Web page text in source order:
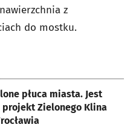
z
do mostku.
płuca miasta. Jest
projekt Zielonego Klina